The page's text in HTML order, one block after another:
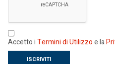
Accetto iTermini di Utilizzoe la